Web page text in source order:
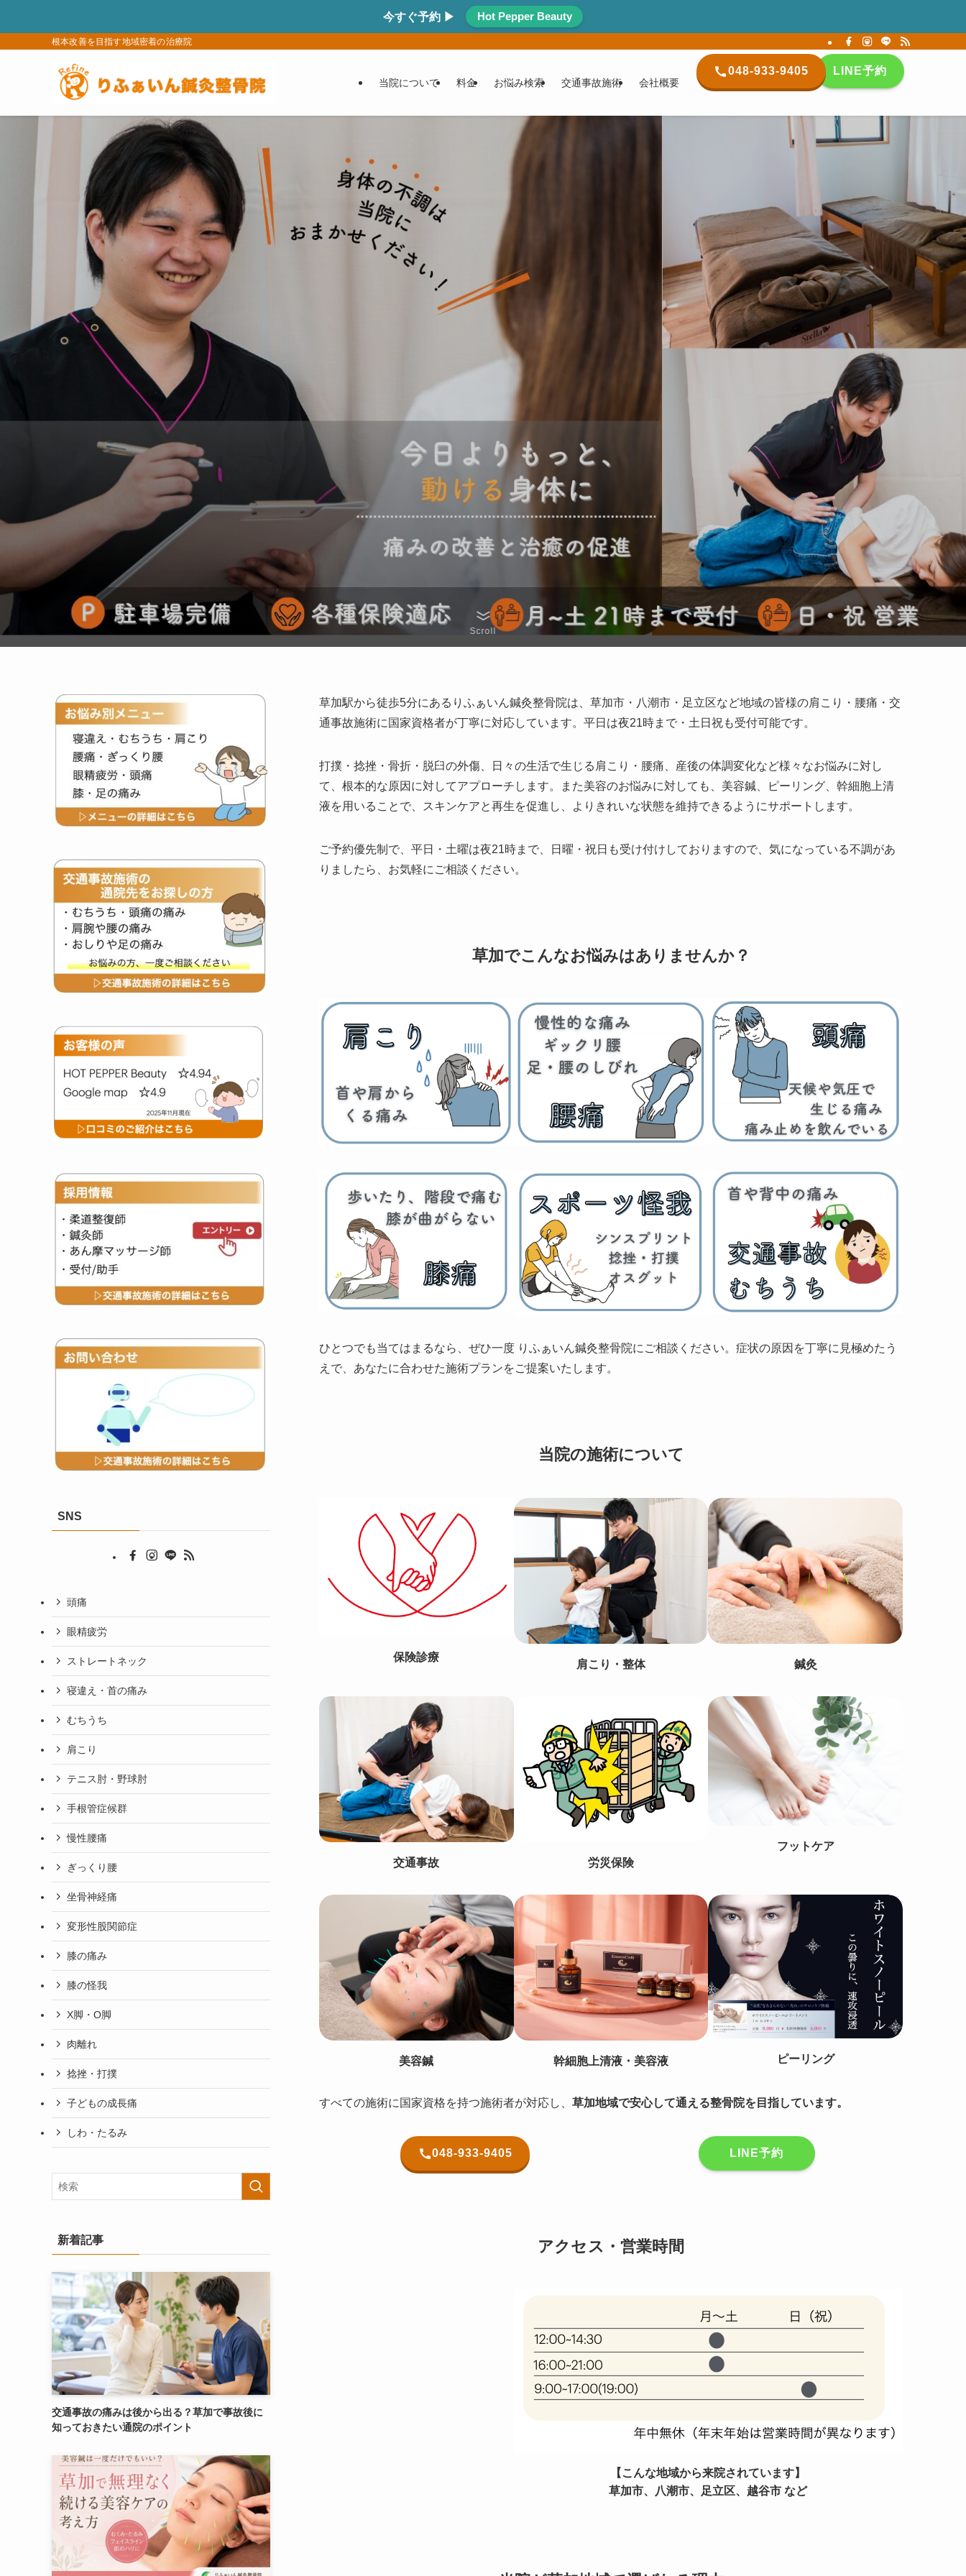
今すぐ予約 ▶ Hot Pepper Beauty
根本改善を目指す地域密着の治療院
当院について 料金 お悩み検索 交通事故施術 会社概要
048-933-9405 LINE予約
Scroll
草加駅から徒歩5分にあるりふぁいん鍼灸整骨院は、草加市・八潮市・足立区など地域の皆様の肩こり・腰痛・交
通事故施術に国家資格者が丁寧に対応しています。平日は夜21時まで・土日祝も受付可能です。
打撲・捻挫・骨折・脱臼の外傷、日々の生活で生じる肩こり・腰痛、産後の体調変化など様々なお悩みに対し
て、根本的な原因に対してアプローチします。また美容のお悩みに対しても、美容鍼、ピーリング、幹細胞上清
液を用いることで、スキンケアと再生を促進し、よりきれいな状態を維持できるようにサポートします。
ご予約優先制で、平日・土曜は夜21時まで、日曜・祝日も受け付けしておりますので、気になっている不調があ
りましたら、お気軽にご相談ください。
草加でこんなお悩みはありませんか？
ひとつでも当てはまるなら、ぜひ一度 りふぁいん鍼灸整骨院にご相談ください。症状の原因を丁寧に見極めたう
えで、あなたに合わせた施術プランをご提案いたします。
当院の施術について
保険診療
肩こり・整体 鍼灸
交通事故 労災保険
フットケア
美容鍼 幹細胞上清液・美容液 ピーリング
すべての施術に国家資格を持つ施術者が対応し、 草加地域で安心して通える整骨院を目指しています。
048-933-9405 LINE予約
アクセス・営業時間
【こんな地域から来院されています】
草加市、八潮市、足立区、越谷市 など
SNS
頭痛
眼精疲労
ストレートネック
寝違え・首の痛み
むちうち
肩こり
テニス肘・野球肘
手根管症候群
慢性腰痛
ぎっくり腰
坐骨神経痛
変形性股関節症
膝の痛み
膝の怪我
X脚・O脚
肉離れ
捻挫・打撲
子どもの成長痛
しわ・たるみ
新着記事
交通事故の痛みは後から出る？草加で事故後に
知っておきたい通院のポイント